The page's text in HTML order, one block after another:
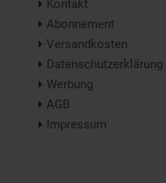
Kontakt
Abonnement
Versandkosten
Datenschutzerklärung
Werbung
AGB
Impressum